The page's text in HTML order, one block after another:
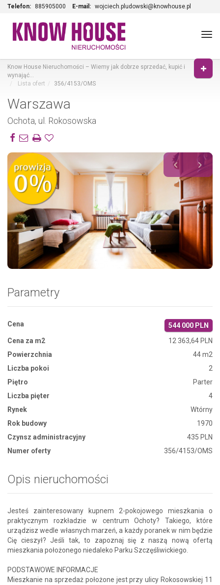
Telefon: 885905000 E-mail: wojciech.pludowski@knowhouse.pl
Know House Nieruchomości – Wiemy jak dobrze sprzedać, kupić i
wynająć…
Lista ofert
356/4153/OMS
Warszawa
Ochota, ul. Rokosowska
Zdjęcie 1
Parametry
Cena
544 000 PLN
Cena za m2
12 363,64 PLN
Powierzchnia
44 m2
Liczba pokoi
2
Piętro
Parter
Liczba pięter
4
Rynek
Wtórny
Rok budowy
1970
Czynsz administracyjny
435 PLN
Numer oferty
356/4153/OMS
Opis nieruchomości
Jesteś zainteresowany kupnem 2-pokojowego mieszkania o
praktycznym rozkładzie w centrum Ochoty? Takiego, które
urządzisz wedle własnych marzeń, a każdy poranek w nim będzie
Cię cieszył? Jeśli tak, to zapoznaj się z naszą nową ofertą
mieszkania położonego niedaleko Parku Szczęśliwickiego.
PODSTAWOWE INFORMACJE
Mieszkanie na sprzedaż położone jest przy ulicy Rokosowskiej 11